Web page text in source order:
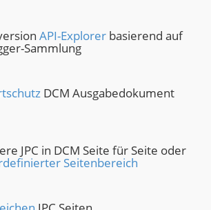
API-Explorer basierend auf
Sammlung
DCM Ausgabedokument
JPC in DCM Seite für Seite oder
Seitenbereich